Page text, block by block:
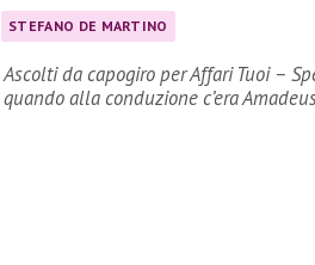
STEFANO DE MARTINO
Ascolti da capogiro per Affari Tuoi –
quando alla conduzione c’era